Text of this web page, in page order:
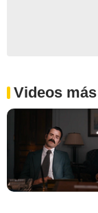
Videos